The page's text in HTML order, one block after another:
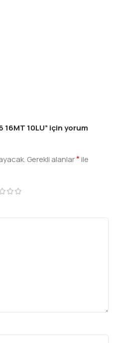
16MT 10LU” için yorum
Gerekli alanlar*ile